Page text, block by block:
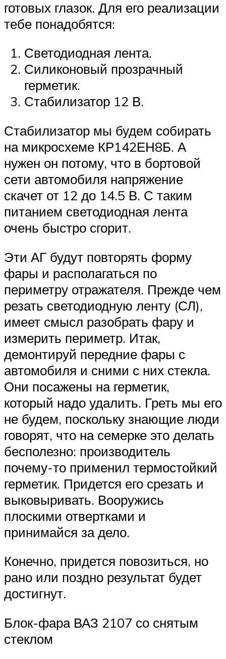
готовых глазок. Для его реализации
тебе понадобятся:
Светодиодная лента.
Силиконовый прозрачный
герметик.
Стабилизатор 12 В.
Стабилизатор мы будем собирать
на микросхеме КР142ЕН8Б. А
нужен он потому, что в бортовой
сети автомобиля напряжение
скачет от 12 до 14.5 В. С таким
питанием светодиодная лента
очень быстро сгорит.
Эти АГ будут повторять форму
фары и располагаться по
периметру отражателя. Прежде чем
резать светодиодную ленту (СЛ),
имеет смысл разобрать фару и
измерить периметр. Итак,
демонтируй передние фары с
автомобиля и сними с них стекла.
Они посажены на герметик,
который надо удалить. Греть мы его
не будем, поскольку знающие люди
говорят, что на семерке это делать
бесполезно: производитель
почему-то применил термостойкий
герметик. Придется его срезать и
выковыривать. Вооружись
плоскими отвертками и
принимайся за дело.
Конечно, придется повозиться, но
рано или поздно результат будет
достигнут.
Блок-фара ВАЗ 2107 со снятым
стеклом